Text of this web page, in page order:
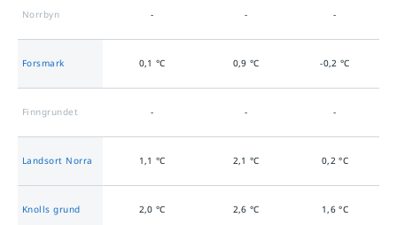
Norrbyn - - -
Forsmark 0,1 °C 0,9 °C -0,2 °C
Finngrundet - - -
Landsort Norra 1,1 °C 2,1 °C 0,2 °C
Knolls grund 2,0 °C 2,6 °C 1,6 °C